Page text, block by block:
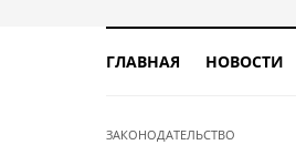
ГЛАВНАЯ НОВОСТИ
ЗАКОНОДАТЕЛЬСТВО